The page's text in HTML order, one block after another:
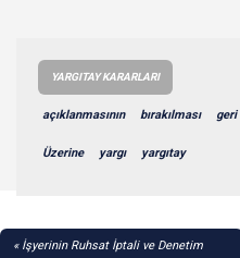
YARGITAY KARARLARI
açıklanmasının bırakılması geri
Üzerine yargı yargıtay
YAZI
İşyerinin Ruhsat İptali ve Denetim